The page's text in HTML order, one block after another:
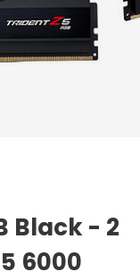
Black - 2
6000